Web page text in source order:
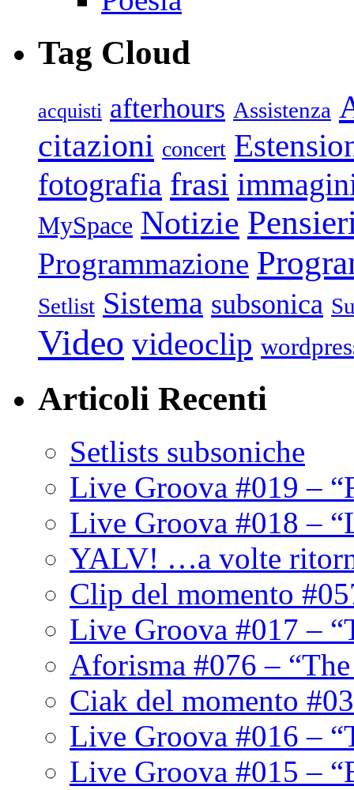
Tag Cloud
acquisti afterhours Assistenza
citazioni concert
fotografia frasi
MySpace Notizie
Programmazione
Setlist Sistema subsonica
Video videoclip
Articoli Recenti
Setlists subsoniche
Live Groova #019 –
Live Groova #018 –
YALV! …a volte
Clip del momento
Live Groova #017 –
Aforisma #076 –
Ciak del momento
Live Groova #016 –
Live Groova #015 –